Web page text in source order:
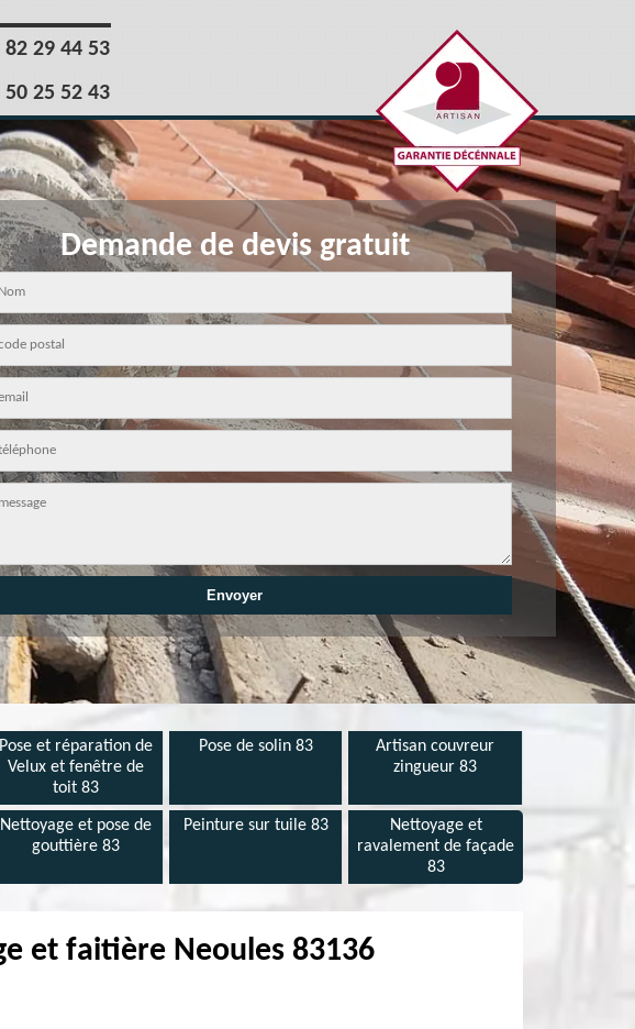
82 29 44 53
50 25 52 43
Demande de devis gratuit
Pose et réparation de
Velux et fenêtre de
toit 83
Pose de solin 83
Artisan couvreur
zingueur 83
Nettoyage et pose de
gouttière 83
Peinture sur tuile 83
Nettoyage et
ravalement de façade
83
et faitière Neoules 83136